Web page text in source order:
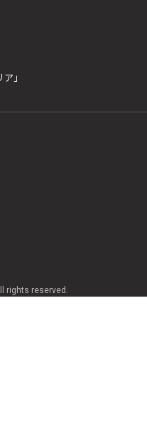
」
rights reserved.